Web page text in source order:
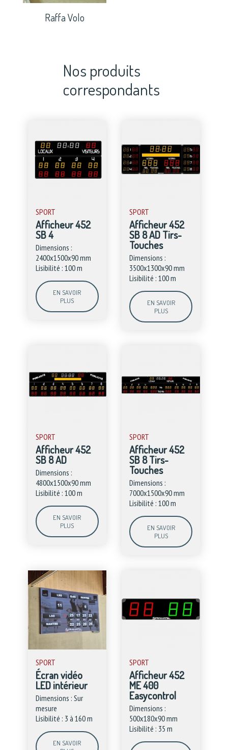
Raffa Volo
Nos produits
correspondants
SPORT
Afficheur 452
SB 4
Dimensions :
2400x1500x90 mm
Lisibilité : 100 m
EN SAVOIR
PLUS
SPORT
Afficheur 452
SB 8 AD Tirs-
Touches
Dimensions :
3500x1300x90 mm
Lisibilité : 100 m
EN SAVOIR
PLUS
SPORT
Afficheur 452
SB 8 AD
Dimensions :
4800x1500x90 mm
Lisibilité : 100 m
EN SAVOIR
PLUS
SPORT
Afficheur 452
SB 8 Tirs-
Touches
Dimensions :
7000x1500x90 mm
Lisibilité : 100 m
EN SAVOIR
PLUS
SPORT
Écran vidéo
LED intérieur
Dimensions : Sur
mesure
Lisibilité : 3 à 160 m
EN SAVOIR
SPORT
Afficheur 452
ME 400
Easycontrol
Dimensions :
500x180x90 mm
Lisibilité : 35 m